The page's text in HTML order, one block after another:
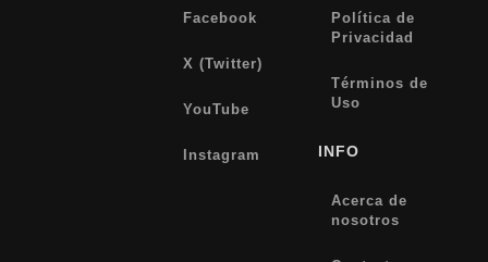
Facebook
X (Twitter)
YouTube
Instagram
Política de
Privacidad
Términos de
Uso
INFO
Acerca de
nosotros